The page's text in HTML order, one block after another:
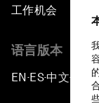
工作机会
语言版本
EN ▪ES▪中文▪ 日